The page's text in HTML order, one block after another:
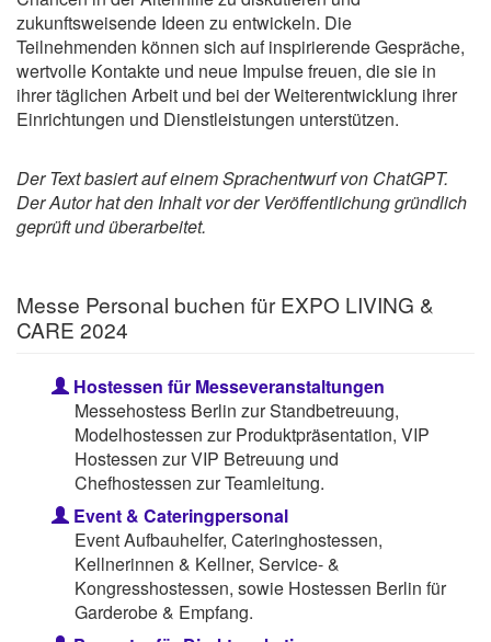
zukunftsweisende Ideen zu entwickeln. Die
Teilnehmenden können sich auf inspirierende Gespräche,
wertvolle Kontakte und neue Impulse freuen, die sie in
ihrer täglichen Arbeit und bei der Weiterentwicklung ihrer
Einrichtungen und Dienstleistungen unterstützen.
Der Text basiert auf einem Sprachentwurf von ChatGPT.
Der Autor hat den Inhalt vor der Veröffentlichung gründlich
geprüft und überarbeitet.
Messe Personal buchen für EXPO LIVING &
CARE 2024
Hostessen für Messeveranstaltungen
Messehostess Berlin zur Standbetreuung,
Modelhostessen zur Produktpräsentation, VIP
Hostessen zur VIP Betreuung und
Chefhostessen zur Teamleitung.
Event & Cateringpersonal
Event Aufbauhelfer, Cateringhostessen,
Kellnerinnen & Kellner, Service- &
Kongresshostessen, sowie Hostessen Berlin für
Garderobe & Empfang.